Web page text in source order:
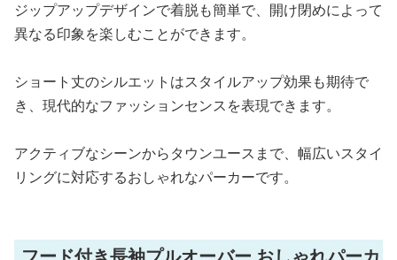
ジップアップデザインで着脱も簡単で、開け閉めによって
異なる印象を楽しむことができます。
ショート丈のシルエットはスタイルアップ効果も期待で
き、現代的なファッションセンスを表現できます。
アクティブなシーンからタウンユースまで、幅広いスタイ
リングに対応するおしゃれなパーカーです。